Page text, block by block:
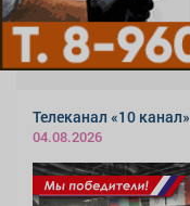
Телеканал «10 канал»
04.08.2026